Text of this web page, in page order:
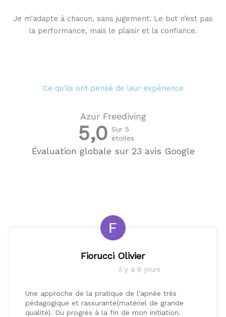
Je m’adapte à chacun, sans jugement. Le but n’est pas
la performance, mais le plaisir et la confiance.
Ce qu’ils ont pensé de leur expérience
Azur Freediving
5,0 Sur 5
étoiles
Évaluation globale sur 23 avis Google
Fiorucci Olivier
il y a 6 jours
Une approche de la pratique de l'apnée très
pédagogique et rassurante(matériel de grande
qualité). Du progrès à la fin de mon initiation.